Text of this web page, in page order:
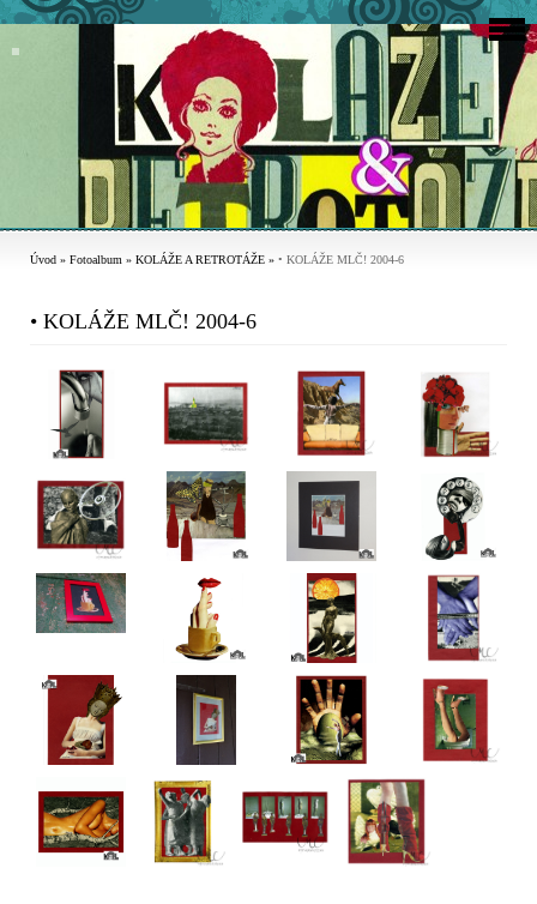
Úvod » Fotoalbum » KOLÁŽE A RETROTÁŽE » • KOLÁŽE MLČ! 2004-6
• KOLÁŽE MLČ! 2004-6